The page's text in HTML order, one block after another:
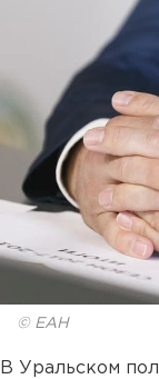
© ЕАН
В Уральском